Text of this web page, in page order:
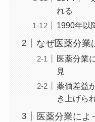
れる
1990年以
なぜ医薬分業
医薬分業
見
薬価差益
き上げら
医薬分業によ